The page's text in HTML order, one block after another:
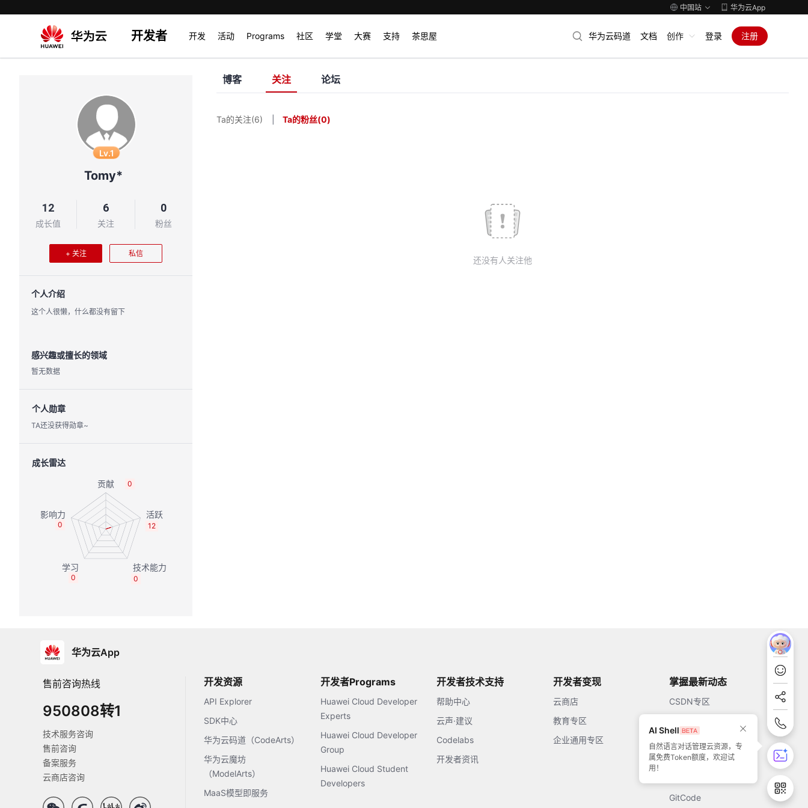
中国站 华为云App
开发者 开发 活动 Programs 社区 学堂 大赛 支持 茶思屋 华为云码道 文档 创作 登录 注册
Lv.1
Tomy*
12
成长值
6
关注
0
粉丝
+ 关注 私信
个人介绍
这个人很懒，什么都没有留下
感兴趣或擅长的领域
暂无数据
个人勋章
TA还没获得勋章~
成长雷达
0
12
0
0
0
博客 关注 论坛
Ta的关注(6) Ta的粉丝(0)
还没有人关注他
华为云App
售前咨询热线
950808转1
技术服务咨询
售前咨询
备案服务
云商店咨询
开发资源
API Explorer
SDK中心
华为云码道（CodeArts）
华为云魔坊
（ModelArts）
MaaS模型即服务
开发者Programs
Huawei Cloud Developer
Experts
Huawei Cloud Developer
Group
Huawei Cloud Student
Developers
开发者技术支持
帮助中心
云声·建议
Codelabs
开发者资讯
开发者变现
云商店
教育专区
企业通用专区
掌握最新动态
CSDN专区
51CTO
GitCode
AI Shell
自然语言对话管理云资源，专
属免费Token额度，欢迎试
用！